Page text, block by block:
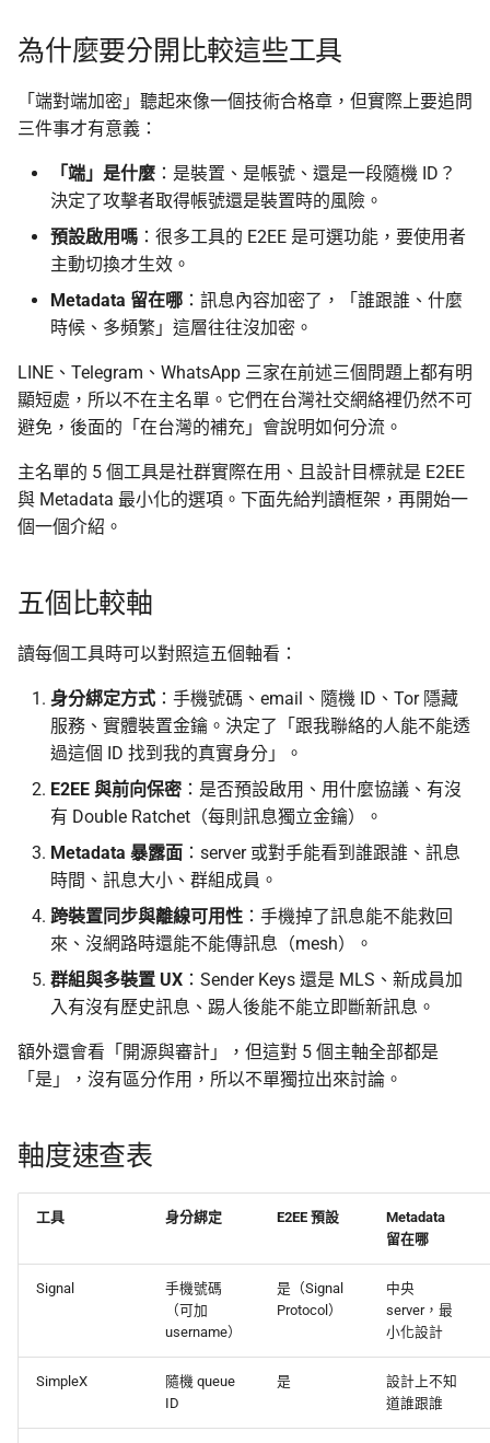
在台灣與香港的補充
常見問題
一同瞭解
下一步可參與的專案
隱私ASN 觀測資料擷取與分
OONI 怎麼判定一個網
封鎖
OONI 測項速查表
上傳機敏資訊流程
幫忙 pin 文件站的 IPFS
像
品牌素材
為什麼要分開比較這些工具
「端對端加密」聽起來像一個技術合格章，但實際上要追問
三件事才有意義：
「端」是什麼 ：是裝置、是帳號、還是一段隨機 ID？
決定了攻擊者取得帳號還是裝置時的風險。
預設啟用嗎 ：很多工具的 E2EE 是可選功能，要使用者
主動切換才生效。
Metadata 留在哪 ：訊息內容加密了，「誰跟誰、什麼
時候、多頻繁」這層往往沒加密。
LINE、Telegram、WhatsApp 三家在前述三個問題上都有明
顯短處，所以不在主名單。它們在台灣社交網絡裡仍然不可
避免，後面的「在台灣的補充」會說明如何分流。
主名單的 5 個工具是社群實際在用、且設計目標就是 E2EE
與 Metadata 最小化的選項。下面先給判讀框架，再開始一
個一個介紹。
五個比較軸
讀每個工具時可以對照這五個軸看：
身分綁定方式 ：手機號碼、email、隨機 ID、Tor 隱藏
服務、實體裝置金鑰。決定了「跟我聯絡的人能不能透
過這個 ID 找到我的真實身分」。
E2EE 與前向保密 ：是否預設啟用、用什麼協議、有沒
有 Double Ratchet（每則訊息獨立金鑰）。
Metadata 暴露面 ：server 或對手能看到誰跟誰、訊息
時間、訊息大小、群組成員。
跨裝置同步與離線可用性 ：手機掉了訊息能不能救回
來、沒網路時還能不能傳訊息（mesh）。
群組與多裝置 UX ：Sender Keys 還是 MLS、新成員加
入有沒有歷史訊息、踢人後能不能立即斷新訊息。
額外還會看「開源與審計」，但這對 5 個主軸全部都是
「是」，沒有區分作用，所以不單獨拉出來討論。
軸度速查表
工具 身分綁定 E2EE 預設
Metadata
留在哪
Signal
手機號碼
（可加
username）
是（Signal
Protocol）
中央
server，最
小化設計
SimpleX
隨機 queue
ID
是
設計上不知
道誰跟誰